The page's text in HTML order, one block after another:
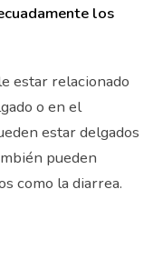
los
estar relacionado
o en el
estar delgados
pueden
como la diarrea.